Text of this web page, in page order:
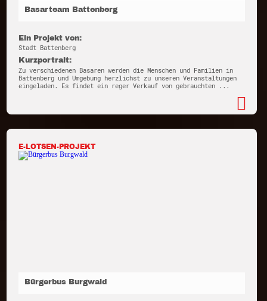
Basarteam Battenberg
Ein Projekt von:
Stadt Battenberg
Kurzportrait:
Zu verschiedenen Basaren werden die Menschen und Familien in
Battenberg und Umgebung herzlichst zu unseren Veranstaltungen
eingeladen. Es findet ein reger Verkauf von gebrauchten ...
E-LOTSEN-PROJEKT
Bürgerbus Burgwald